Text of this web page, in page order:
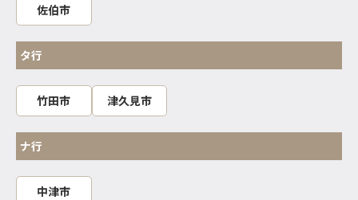
佐伯市
タ行
竹田市 津久見市
ナ行
中津市